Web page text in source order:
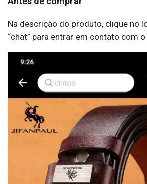
Na descrição do produto, clique no
“chat” para entrar em contato com o